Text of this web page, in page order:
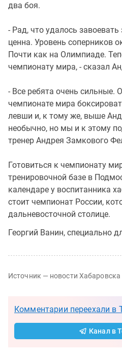
два боя.
- Рад, что удалось
ценна. Уровень соперников
Почти как на Олимпиаде.
чемпионату мира, - сказал
- Все ребята очень сильные.
чемпионате мира
левши и, к тому же, выше
необычно, но мы и к этому
тренер Андрея Замкового
Готовиться к чемпионату
тренировочной базе в
календаре у воспитанника
стоит чемпионат России,
дальневосточной столице.
Георгий Ванин, специально
Источник — новости Хабаровска
Комментарии переехали в
Канал в